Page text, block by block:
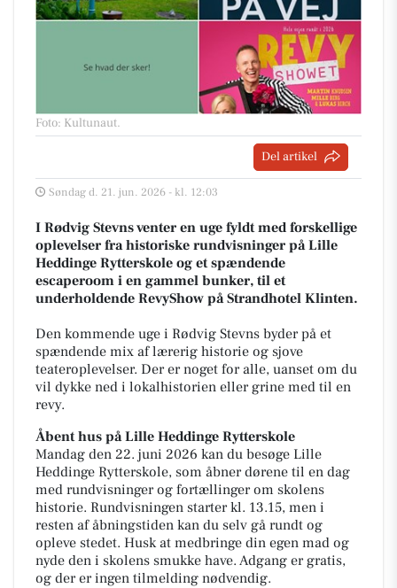
Foto: Kultunaut.
Del artikel
Søndag d. 21. jun. 2026 - kl. 12:03
I Rødvig Stevns venter en uge fyldt med forskellige
oplevelser fra historiske rundvisninger på Lille
Heddinge Rytterskole og et spændende
escaperoom i en gammel bunker, til et
underholdende RevyShow på Strandhotel Klinten.
Den kommende uge i Rødvig Stevns byder på et
spændende mix af lærerig historie og sjove
teateroplevelser. Der er noget for alle, uanset om du
vil dykke ned i lokalhistorien eller grine med til en
revy.
Åbent hus på Lille Heddinge Rytterskole
Mandag den 22. juni 2026 kan du besøge Lille
Heddinge Rytterskole, som åbner dørene til en dag
med rundvisninger og fortællinger om skolens
historie. Rundvisningen starter kl. 13.15, men i
resten af åbningstiden kan du selv gå rundt og
opleve stedet. Husk at medbringe din egen mad og
nyde den i skolens smukke have. Adgang er gratis,
og der er ingen tilmelding nødvendig.